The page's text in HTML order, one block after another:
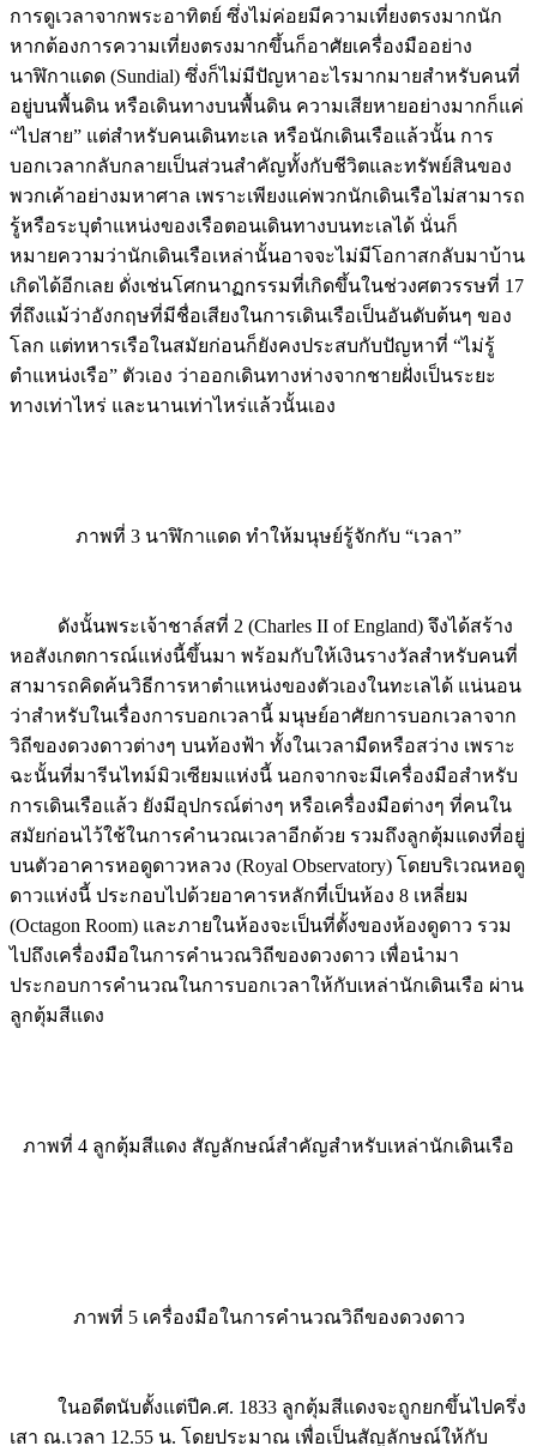
หากต้องการความเที่ยงตรงมากขึ้นก็อาศัยเครื่องมืออย่าง
นาฬิกาแดด (Sundial) ซึ่งก็ไม่มีปัญหาอะไรมากมายสำหรับคนที่
อยู่บนพื้นดิน หรือเดินทางบนพื้นดิน ความเสียหายอย่างมากก็แค่
“ไปสาย” แต่สำหรับคนเดินทะเล หรือนักเดินเรือแล้วนั้น การ
บอกเวลากลับกลายเป็นส่วนสำคัญทั้งกับชีวิตและทรัพย์สินของ
พวกเค้าอย่างมหาศาล เพราะเพียงแค่พวกนักเดินเรือไม่สามารถ
รู้หรือระบุตำแหน่งของเรือตอนเดินทางบนทะเลได้ นั่นก็
หมายความว่านักเดินเรือเหล่านั้นอาจจะไม่มีโอกาสกลับมาบ้าน
เกิดได้อีกเลย ดั่งเช่นโศกนาฏกรรมที่เกิดขึ้นในช่วงศตวรรษที่ 17
ที่ถึงแม้ว่าอังกฤษที่มีชื่อเสียงในการเดินเรือเป็นอันดับต้นๆ ของ
โลก แต่ทหารเรือในสมัยก่อนก็ยังคงประสบกับปัญหาที่ “ไม่รู้
ตำแหน่งเรือ” ตัวเอง ว่าออกเดินทางห่างจากชายฝั่งเป็นระยะ
ทางเท่าไหร่ และนานเท่าไหร่แล้วนั้นเอง
หอสังเกตการณ์แห่งนี้ขึ้นมา พร้อมกับให้เงินรางวัลสำหรับคนที่
สามารถคิดค้นวิธีการหาตำแหน่งของตัวเองในทะเลได้ แน่นอน
ว่าสำหรับในเรื่องการบอกเวลานี้ มนุษย์อาศัยการบอกเวลาจาก
วิถีของดวงดาวต่างๆ บนท้องฟ้า ทั้งในเวลามืดหรือสว่าง เพราะ
ฉะนั้นที่มารีนไทม์มิวเซียมแห่งนี้ นอกจากจะมีเครื่องมือสำหรับ
การเดินเรือแล้ว ยังมีอุปกรณ์ต่างๆ หรือเครื่องมือต่างๆ ที่คนใน
สมัยก่อนไว้ใช้ในการคำนวณเวลาอีกด้วย รวมถึงลูกตุ้มแดงที่อยู่
บนตัวอาคารหอดูดาวหลวง (Royal Observatory) โดยบริเวณหอดู
ดาวแห่งนี้ ประกอบไปด้วยอาคารหลักที่เป็นห้อง 8 เหลี่ยม
(Octagon Room) และภายในห้องจะเป็นที่ตั้งของห้องดูดาว รวม
ไปถึงเครื่องมือในการคำนวณวิถีของดวงดาว เพื่อนำมา
ประกอบการคำนวณในการบอกเวลาให้กับเหล่านักเดินเรือ ผ่าน
ลูกตุ้มสีแดง
เสา ณ.เวลา 12.55 น. โดยประมาณ เพื่อเป็นสัญลักษณ์ให้กับ
เหล่านักเดินเรือ ที่จอดเรือรอการเดินทางออกสู่ทะเลที่ท่าเรือ